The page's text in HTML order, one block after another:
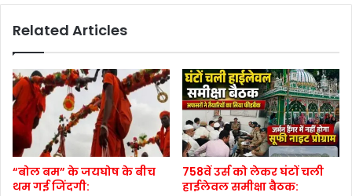
Related Articles
“बोल बम” के जयघोष के बीच
थम गई जिंदगी:
758वें उर्स को लेकर घंटों चली
हाईलेवल समीक्षा बैठक: